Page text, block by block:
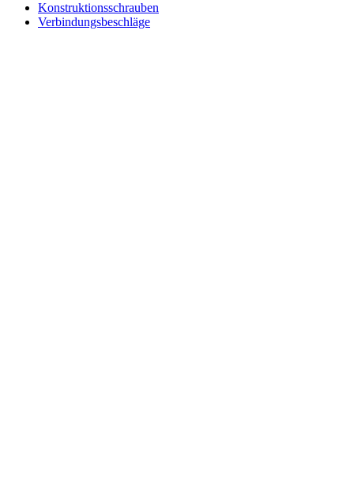
Konstruktionsschrauben
Verbindungsbeschläge